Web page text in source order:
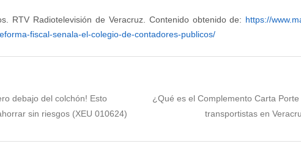
RTV Radiotelevisión de Veracruz. Contenido obtenido de: https://
fiscal-senala-el-colegio-de-contadores-publicos/
debajo del colchón! Esto
sin riesgos (XEU 010624)
Next
¿Qué es el Complemento Carta
transportistas en